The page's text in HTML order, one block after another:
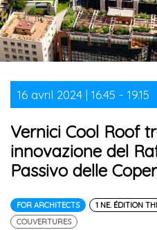
16 avril 2024 | 16.45 - 19.15
Vernici Cool Roof
innovazione del
Passivo delle
FOR ARCHITECTS 1 NE. ÉDITION
COUVERTURES